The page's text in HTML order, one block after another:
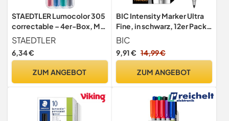
STAEDTLER Lumocolor 305
correctable – 4er-Box, M,
1,0 mm
STAEDTLER
6,34 €
ZUM ANGEBOT
BIC Intensity Marker Ultra
Fine, in schwarz, 12er Pack,
Strichstärke: 0.6 mm, mit
gummierter Griffzone
BIC
9,91 € 14,99 €
ZUM ANGEBOT